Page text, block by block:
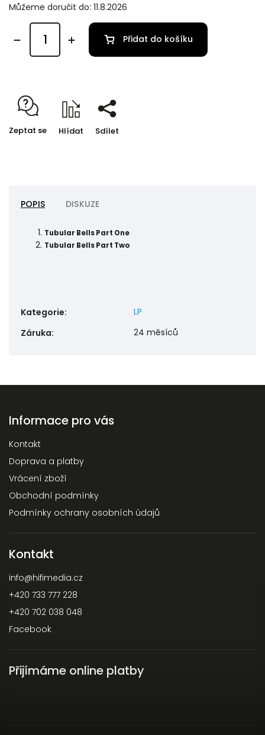
Můžeme doručit do: 11.8.2026
Přidat do košíku
Zeptat se Hlídat Sdílet
POPIS DISKUZE
Tubular Bells Part One
Tubular Bells Part Two
Kategorie:
LP
Záruka: 24 měsíců
Informace pro vás
Kontakt
Doprava a platby
Vrácení zboží
Obchodní podmínky
Podmínky ochrany osobních údajů
Kontakt
info@hifimedia.cz
+420 733 777 228
+420 702 038 048
Facebook
Přijímáme online platby